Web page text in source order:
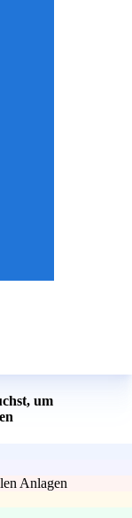
um
Anlagen